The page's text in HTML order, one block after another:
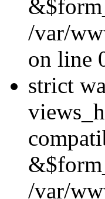
/var/
on line
strict
/var/